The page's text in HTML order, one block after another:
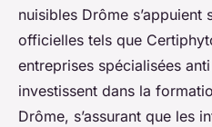
nuisibles Drôme
officielles tels que
entreprises spécialisées
investissent dans la
Drôme, s’assurant que les